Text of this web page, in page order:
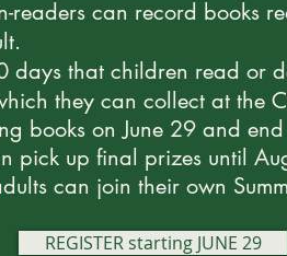
readers can record books
days that children read or
they can collect at the
books on June 29 and
pick up final prizes until
can join their own
REGISTER starting JUNE 29